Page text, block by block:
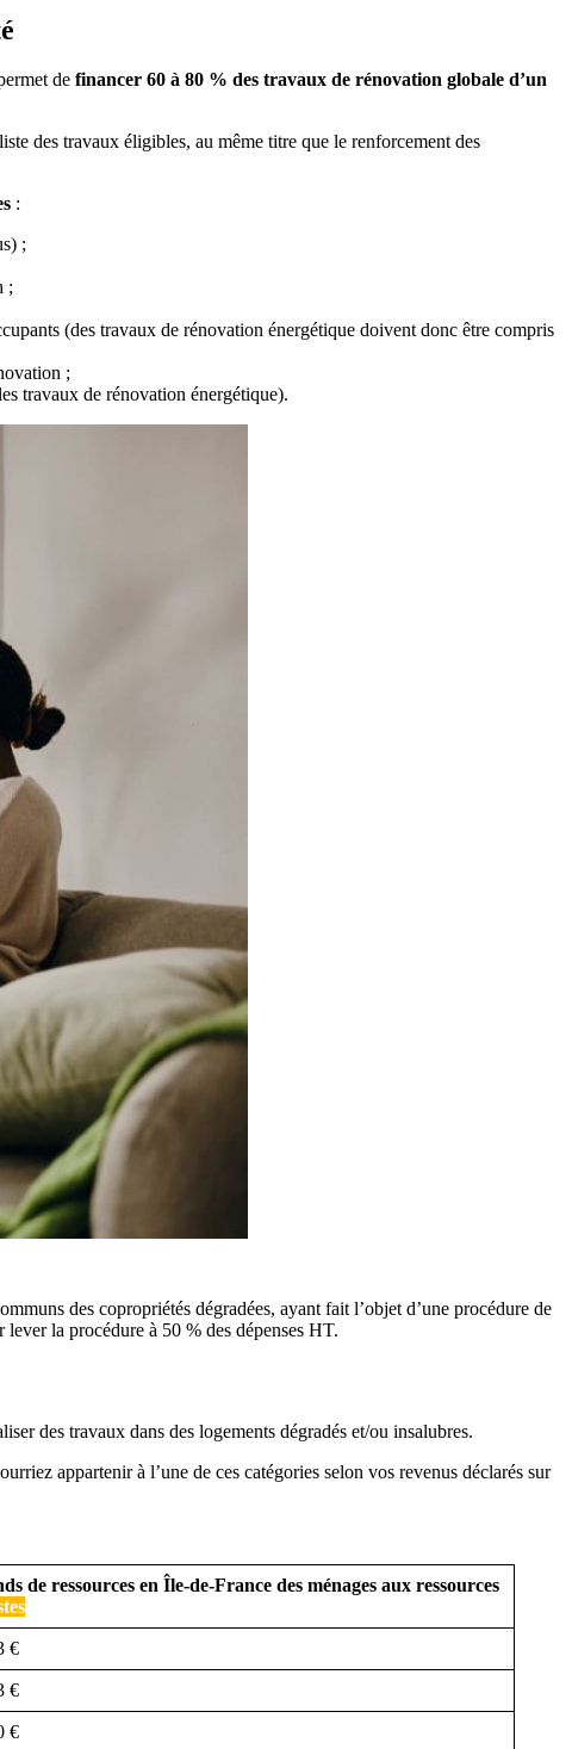
de financer 60 à 80 % des travaux de rénovation globale d’un
des travaux éligibles, au même titre que le renforcement des
:
;
;
(des travaux de rénovation énergétique doivent donc être compris
;
travaux de rénovation énergétique).
des copropriétés dégradées, ayant fait l’objet d’une procédure de
la procédure à 50 % des dépenses HT.
des travaux dans des logements dégradés et/ou insalubres.
appartenir à l’une de ces catégories selon vos revenus déclarés sur
de ressources en Île-de-France des ménages aux ressources
€
€
€